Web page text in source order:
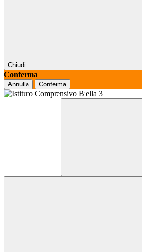
Chiudi
Conferma
Annulla Conferma